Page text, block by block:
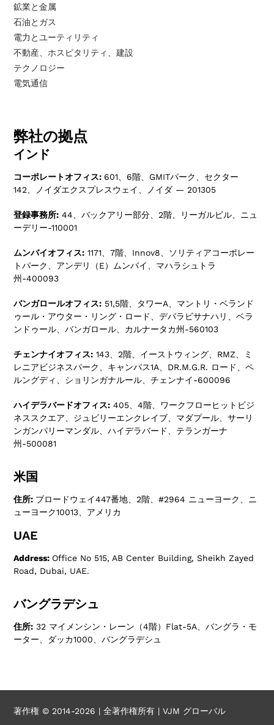
鉱業と金属
石油とガス
電力とユーティリティ
不動産、ホスピタリティ、建設
テクノロジー
電気通信
弊社の拠点
インド
コーポレートオフィス: 601、6階、GMITパーク、セクター
142、ノイダエクスプレスウェイ、ノイダ — 201305
登録事務所: 44、バックアリー部分、2階、リーガルビル、ニュ
ーデリー-110001
ムンバイオフィス: 1171、7階、Innov8、ソリティアコーポレー
トパーク、アンデリ（E）ムンバイ、マハラシュトラ
州-400093
バンガロールオフィス: 51,5階、タワーA、マントリ・ベランド
ゥール・アウター・リング・ロード、デバラビサナハリ、ベラ
ンドゥール、バンガロール、カルナータカ州-560103
チェンナイオフィス: 143、2階、イーストウィング、RMZ、ミ
レニアビジネスパーク、キャンパス1A、DR.M.G.R. ロード、ペ
ルングディ、ショリンガナルール、チェンナイ-600096
ハイデラバードオフィス: 405、4階、ワークフローヒットビジ
ネススクエア、ジュビリーエンクレイブ、マダプール、サーリ
ンガンパリーマンダル、ハイデラバード、テランガーナ
州-500081
米国
住所: ブロードウェイ447番地、2階、#2964 ニューヨーク、ニ
ューヨーク10013、アメリカ
UAE
Address: Office No 515, AB Center Building, Sheikh Zayed
Road, Dubai, UAE.
バングラデシュ
住所: 32 マイメンシン・レーン（4階）Flat-5A、バングラ・モ
ーター、ダッカ1000、バングラデシュ
著作権 © 2014-2026 | 全著作権所有 | VJM グローバル